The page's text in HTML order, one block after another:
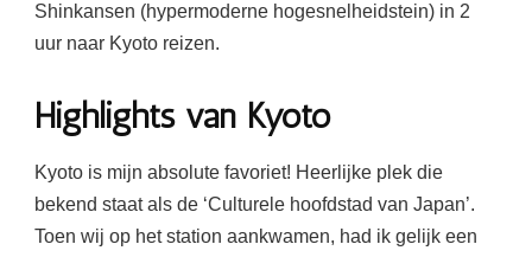
Shinkansen (hypermoderne hogesnelheidstein) in 2
uur naar Kyoto reizen.
Highlights van Kyoto
Kyoto is mijn absolute favoriet! Heerlijke plek die
bekend staat als de ‘Culturele hoofdstad van Japan’.
Toen wij op het station aankwamen, had ik gelijk een